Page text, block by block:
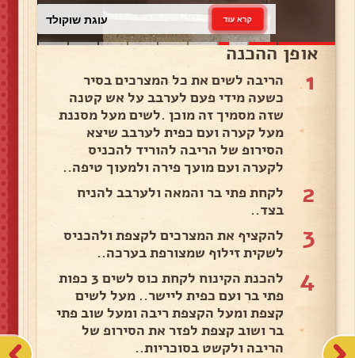
עוגת שוקולד קרא עוד
אופן ההכנה
1
הריבה לשים את כל המצרכים בסיר
כשעה מידי פעם לערבב על אש קטנה
שזה מסמיך זה מוכן .לשים מעל מסננת
מעל קערה ועם כפית לערבב שיצא
הסירופ של הריבה להוריד להכניס
לקערה ועם מועך פירה ולמעוך טיפה..
2
לקחת פתי בר והמאה ולערבב להניח
בצד..
3
להקציף את המצרכים לקצפת ולהכניס
לשקית זילוף שמצורפת בערכה..
4
להכנת הקינוח לקחת כוס לשים 3 כפות
פתי בר ועם כפית ליישר.. מעל לשים
קצפת ומעל הקצפת ריבה ומעל שוב פתי
בר ושוב קצפת לפזר את הסירופ של
הריבה ולקשט בסוכריות..